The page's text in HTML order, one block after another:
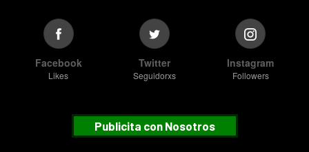
Facebook
Likes
Twitter
Seguidorxs
Instagram
Followers
Publicita con Nosotros